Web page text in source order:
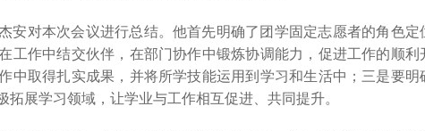
安对本次会议进行总结。他首先明确了团学固定志愿者的角色定
工作中结交伙伴，在部门协作中锻炼协调能力，促进工作的顺利
中取得扎实成果，并将所学技能运用到学习和生活中；三是要明
展学习领域，让学业与工作相互促进、共同提升。